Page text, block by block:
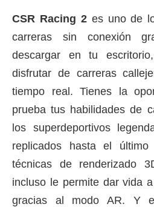
CSR Racing 2 es uno de
carreras sin conexión
descargar en tu
disfrutar de carreras
tiempo real.Tienes la
prueba tus habilidades de
los superdeportivos
replicados hasta el último
técnicas de renderizado
incluso le permite dar vida
gracias al modo AR. Y